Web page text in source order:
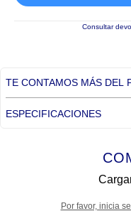
Consultar
TE CONTAMOS MÁS DEL
ESPECIFICACIONES
Por favor, inicia